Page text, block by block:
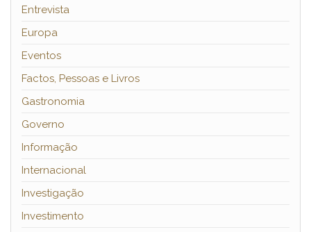
Entrevista
Europa
Eventos
Factos, Pessoas e Livros
Gastronomia
Governo
Informação
Internacional
Investigação
Investimento